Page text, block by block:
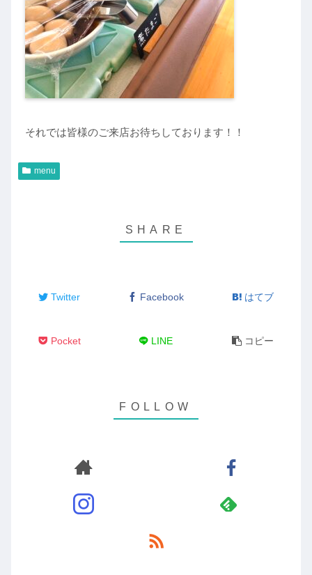
それでは皆様のご来店お待ちしております！！
menu
Twitter Facebook はてブ
Pocket LINE コピー